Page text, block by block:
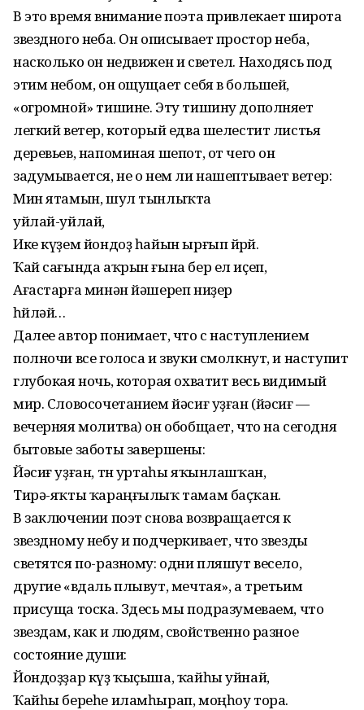
В это время внимание поэта привлекает широта
звездного неба. Он описывает простор неба,
насколько он недвижен и светел. Находясь под
этим небом, он ощущает себя в большей,
«огромной» тишине. Эту тишину дополняет
легкий ветер, который едва шелестит листья
деревьев, напоминая шепот, от чего он
задумывается, не о нем ли нашептывает ветер:
Мин ятамын, шул тынлыҡта
уйлай-уйлай,
Ике күҙем йондоҙ һайын ырғып йөрөй.
Ҡай сағында аҡрын ғына бер ел иҫеп,
Ағастарға минән йәшереп ниҙер
һөйләй…
Далее автор понимает, что с наступлением
полночи все голоса и звуки смолкнут, и наступит
глубокая ночь, которая охватит весь видимый
мир. Словосочетанием йәсиғ уҙған (йәсиғ —
вечерняя молитва) он обобщает, что на сегодня
бытовые заботы завершены:
Йәсиғ уҙған, төн уртаһы яҡынлашҡан,
Тирә-яҡты ҡараңғылыҡ тамам баҫҡан.
В заключении поэт снова возвращается к
звездному небу и подчеркивает, что звезды
светятся по-разному: одни пляшут весело,
другие «вдаль плывут, мечтая», а третьим
присуща тоска. Здесь мы подразумеваем, что
звездам, как и людям, свойственно разное
состояние души:
Йондоҙҙар күҙ ҡыҫыша, ҡайһы уйнай,
Ҡайһы береһе иламһырап, моңһоу тора.